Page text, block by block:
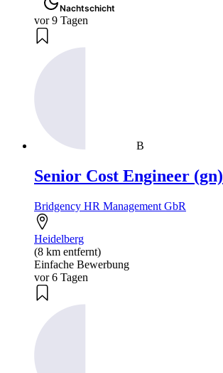
Nachtschicht
vor 9 Tagen
B
Senior Cost Engineer (gn)
Bridgency HR Management GbR
Heidelberg
(8 km entfernt)
Einfache Bewerbung
vor 6 Tagen